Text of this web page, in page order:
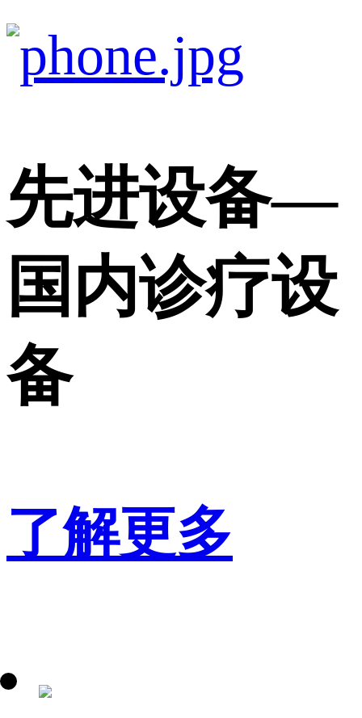
先进设备—
国内诊疗设
备
了解更多